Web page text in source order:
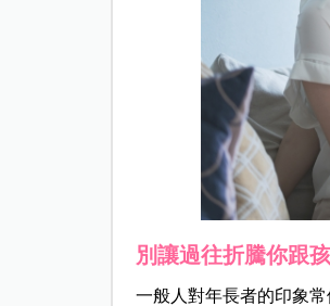
別讓過往折騰你跟
一般人對年長者的印象